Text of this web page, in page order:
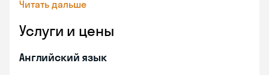
Читать дальше
Услуги и цены
Английский язык